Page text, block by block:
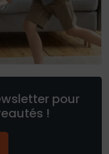
pour
!